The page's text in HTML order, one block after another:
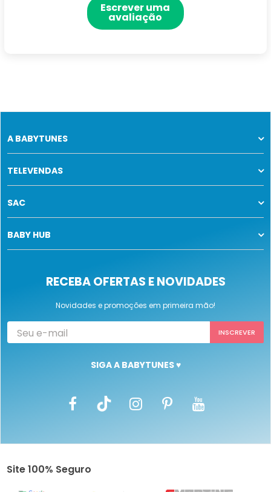
Escrever uma
avaliação
A BABYTUNES
TELEVENDAS
SAC
BABY HUB
RECEBA OFERTAS E NOVIDADES
Novidades e promoções em primeira mão!
SIGA A BABYTUNES ♥
Site 100% Seguro